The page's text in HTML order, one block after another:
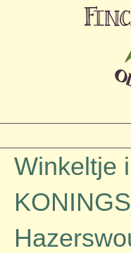
Winkeltje